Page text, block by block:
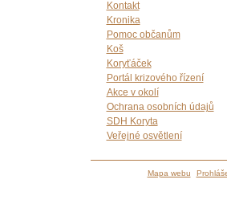
Kontakt
Kronika
Pomoc občanům
Koš
Koryťáček
Portál krizového řízení
Akce v okolí
Ochrana osobních údajů
SDH Koryta
Veřejné osvětlení
Mapa webu